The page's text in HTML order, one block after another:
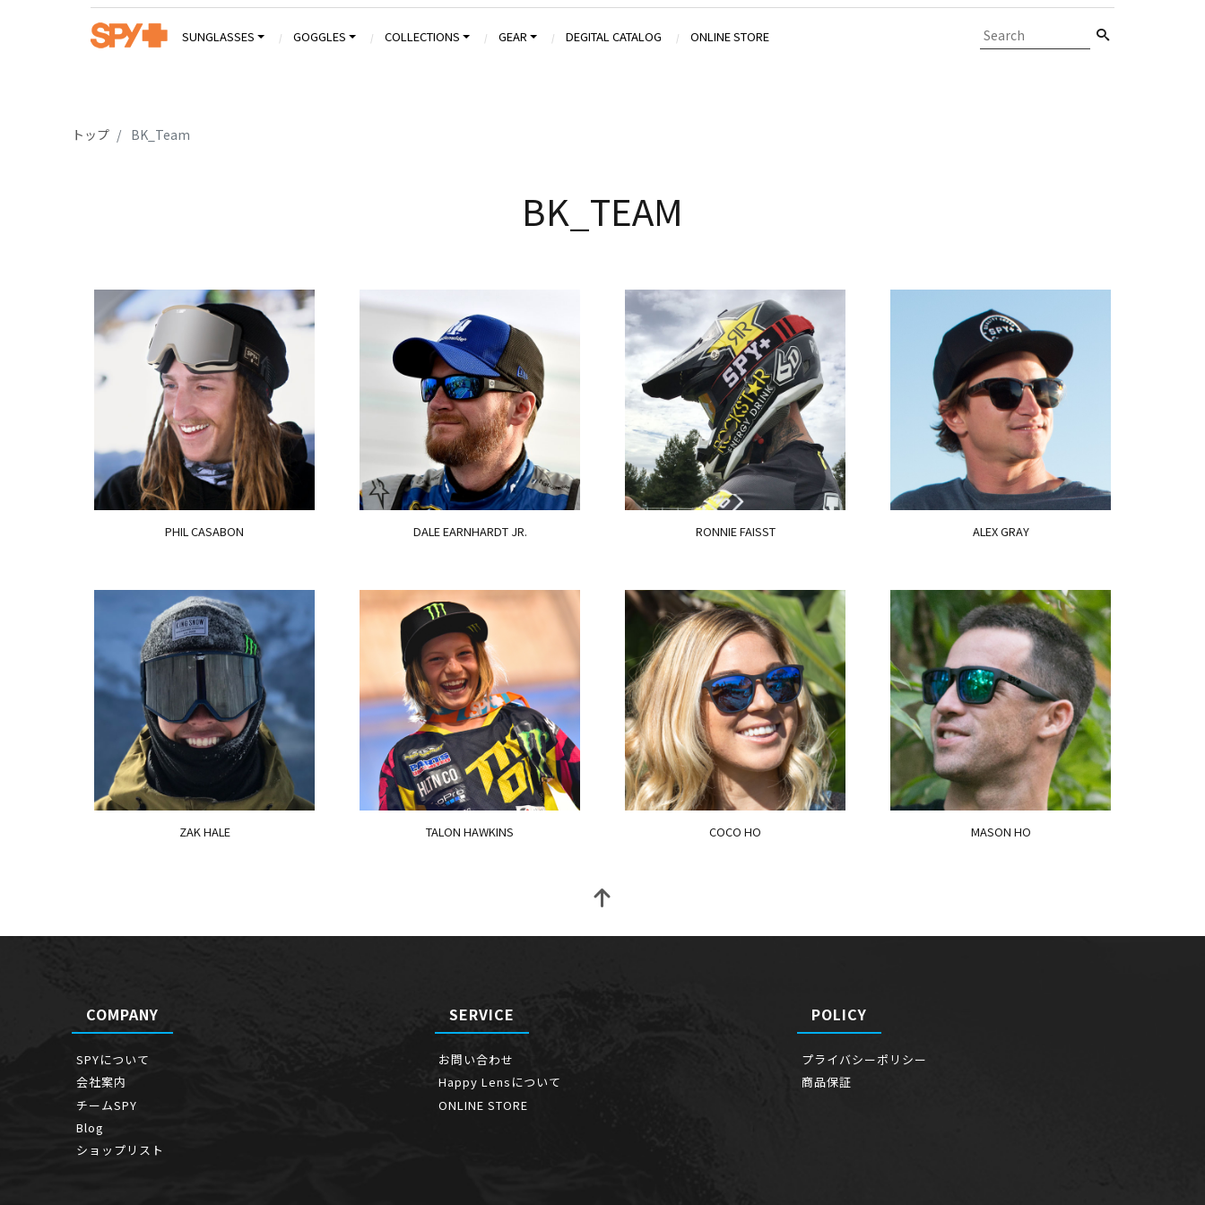
SUNGLASSES GOGGLES COLLECTIONS GEAR DEGITAL CATALOG ONLINE STORE
トップ BK_Team
BK_TEAM
PHIL CASABON DALE EARNHARDT JR. RONNIE FAISST ALEX GRAY
ZAK HALE TALON HAWKINS COCO HO MASON HO
COMPANY
SPYについて
会社案内
チームSPY
Blog
ショップリスト
SERVICE
お問い合わせ
Happy Lensについて
ONLINE STORE
POLICY
プライバシーポリシー
商品保証